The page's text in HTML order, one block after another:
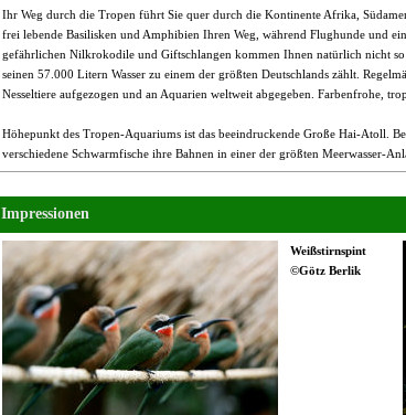
Ihr Weg durch die Tropen führt Sie quer durch die Kontinente Afrika,
frei lebende Basilisken und Amphibien Ihren Weg, während Flughunde und
gefährlichen Nilkrokodile und Giftschlangen kommen Ihnen natürlich nicht
seinen 57.000 Litern Wasser zu einem der größten Deutschlands zählt.
Nesseltiere aufgezogen und an Aquarien weltweit abgegeben. Farbenfrohe,
Höhepunkt des Tropen-Aquariums ist das beeindruckende Große Hai-Atoll.
verschiedene Schwarmfische ihre Bahnen in einer der größten Meerwasser-
Impressionen
Weißstirnspint
©Götz Berlik